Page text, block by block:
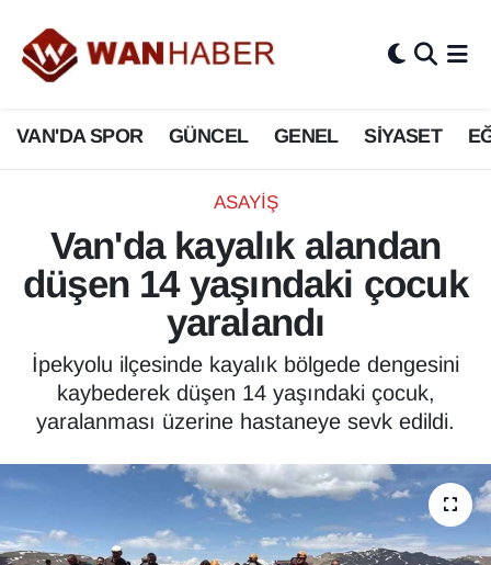
VAN'DA SPOR GÜNCEL GENEL SİYASET
ASAYİŞ
Van'da kayalık alandan
düşen 14 yaşındaki çocuk
yaralandı
İpekyolu ilçesinde kayalık bölgede dengesini
kaybederek düşen 14 yaşındaki çocuk,
yaralanması üzerine hastaneye sevk edildi.
3.SAYFA
ASAYİŞ
BİLİM VE TEKNOLOJİ
Biyografi
Bölge Haberleri
ÇEVRE
Deprem
Dernekler, Odalar
Diğer
Van Nöbetçi Eczaneler
Van Hava Durumu
Van Namaz Vakitleri
Van Trafik Yoğunluk Haritası
Süper Lig Puan Durumu ve Fikstür
Tüm Manşetler
Son Dakika Haberleri
Haber Arşivi